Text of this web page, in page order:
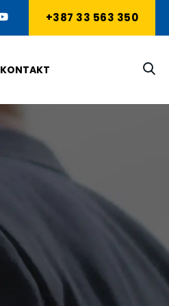
+387 33 563 350
KONTAKT